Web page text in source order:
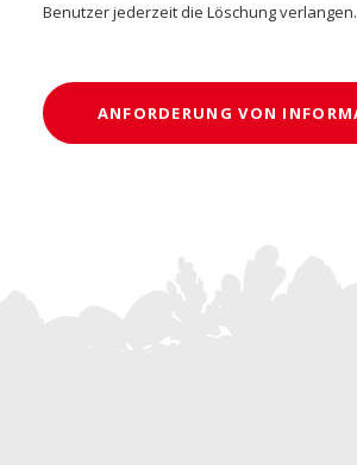
Benutzer jederzeit die Löschung verlangen.